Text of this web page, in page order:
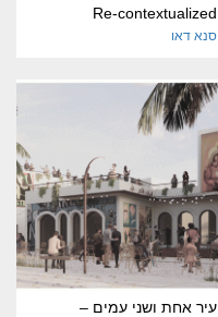
Re-contextualized
סנא דאו
עיר אחת ושני עמים –